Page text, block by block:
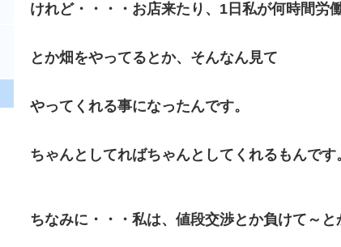
けれど・・・・お店来たり、1日私が何時間労
とか畑をやってるとか、そんなん見て
やってくれる事になったんです。
ちゃんとしてればちゃんとしてくれるもんです
ちなみに・・・私は、値段交渉とか負けて～と